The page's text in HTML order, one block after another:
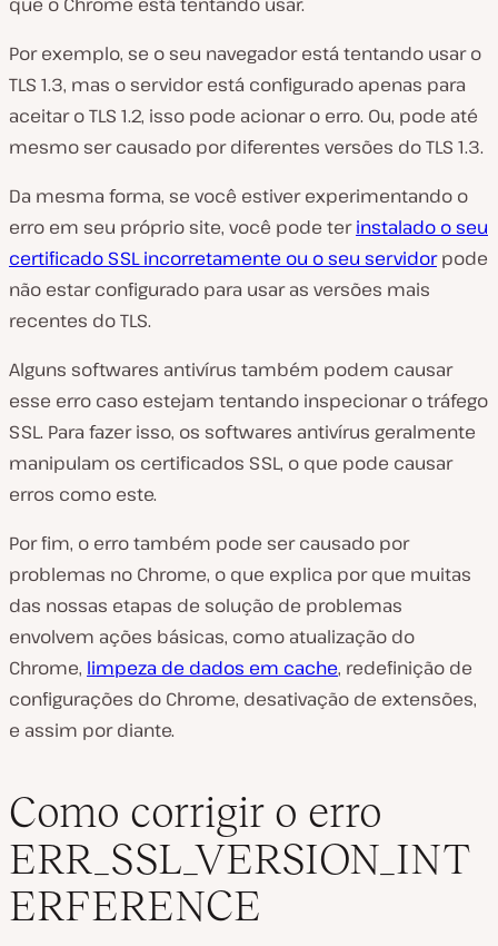
Por exemplo, se o seu navegador está tentando usar o
TLS 1.3, mas o servidor está configurado apenas para
aceitar o TLS 1.2, isso pode acionar o erro. Ou, pode até
mesmo ser causado por diferentes versões do TLS 1.3.
Da mesma forma, se você estiver experimentando o
erro em seu próprio site, você pode terinstalado o seu
certificado SSL incorretamente ou o seu servidorpode
não estar configurado para usar as versões mais
recentes do TLS.
Alguns softwares antivírus também podem causar
esse erro caso estejam tentando inspecionar o tráfego
SSL. Para fazer isso, os softwares antivírus geralmente
manipulam os certificados SSL, o que pode causar
erros como este.
Por fim, o erro também pode ser causado por
problemas no Chrome, o que explica por que muitas
das nossas etapas de solução de problemas
envolvem ações básicas, como atualização do
Chrome, limpeza de dados em cache, redefinição de
configurações do Chrome, desativação de extensões,
e assim por diante.
Como corrigir o erro
ERR_SSL_VERSION_INT
ERFERENCE